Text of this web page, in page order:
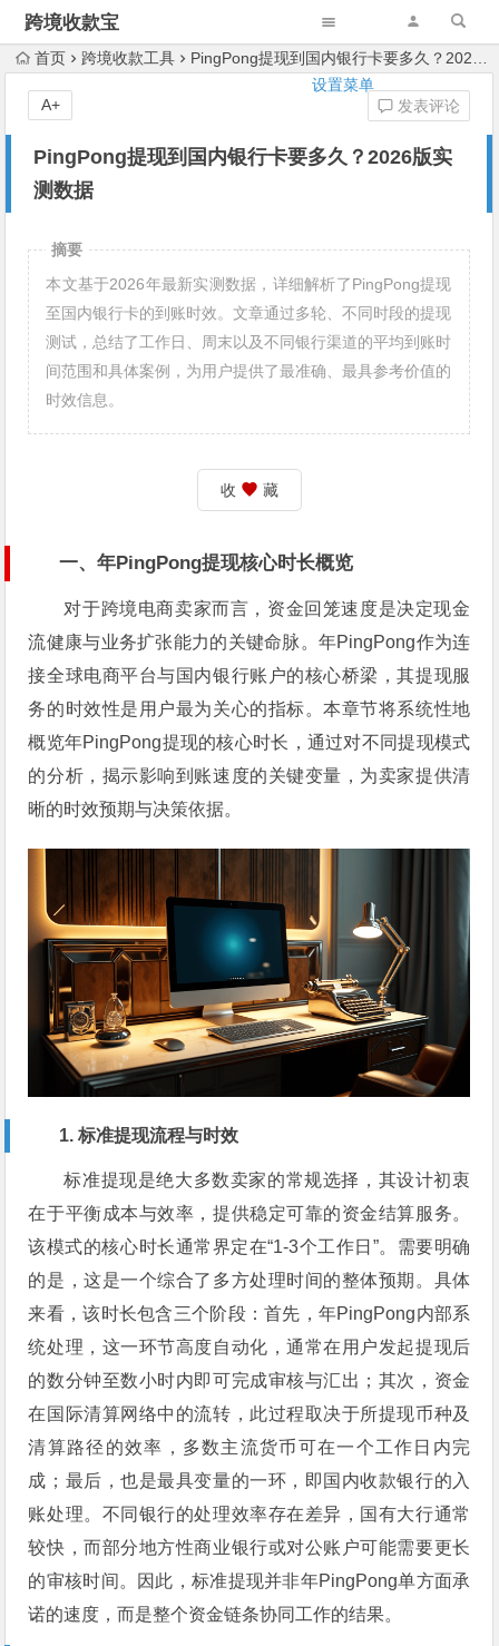
跨境收款宝
设置菜单
首页 跨境收款工具 PingPong提现到国内银行卡要多久？2026版实测数据
PingPong提现到国内银行卡要多久？2026版实
测数据
发表评论
A+
摘要
本文基于2026年最新实测数据，详细解析了PingPong提现
至国内银行卡的到账时效。文章通过多轮、不同时段的提现
测试，总结了工作日、周末以及不同银行渠道的平均到账时
间范围和具体案例，为用户提供了最准确、最具参考价值的
时效信息。
收 藏
一、年PingPong提现核心时长概览
对于跨境电商卖家而言，资金回笼速度是决定现金
流健康与业务扩张能力的关键命脉。年PingPong作为连
接全球电商平台与国内银行账户的核心桥梁，其提现服
务的时效性是用户最为关心的指标。本章节将系统性地
概览年PingPong提现的核心时长，通过对不同提现模式
的分析，揭示影响到账速度的关键变量，为卖家提供清
晰的时效预期与决策依据。
1. 标准提现流程与时效
标准提现是绝大多数卖家的常规选择，其设计初衷
在于平衡成本与效率，提供稳定可靠的资金结算服务。
该模式的核心时长通常界定在“1-3个工作日”。需要明确
的是，这是一个综合了多方处理时间的整体预期。具体
来看，该时长包含三个阶段：首先，年PingPong内部系
统处理，这一环节高度自动化，通常在用户发起提现后
的数分钟至数小时内即可完成审核与汇出；其次，资金
在国际清算网络中的流转，此过程取决于所提现币种及
清算路径的效率，多数主流货币可在一个工作日内完
成；最后，也是最具变量的一环，即国内收款银行的入
账处理。不同银行的处理效率存在差异，国有大行通常
较快，而部分地方性商业银行或对公账户可能需要更长
的审核时间。因此，标准提现并非年PingPong单方面承
诺的速度，而是整个资金链条协同工作的结果。